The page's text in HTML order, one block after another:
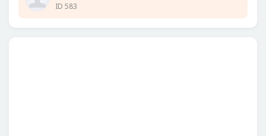
ID 583